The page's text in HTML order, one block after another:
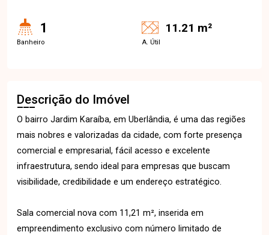
1
Banheiro
11.21 m²
A. Útil
Descrição do Imóvel
O bairro Jardim Karaíba, em Uberlândia, é uma das regiões
mais nobres e valorizadas da cidade, com forte presença
comercial e empresarial, fácil acesso e excelente
infraestrutura, sendo ideal para empresas que buscam
visibilidade, credibilidade e um endereço estratégico.
Sala comercial nova com 11,21 m², inserida em
empreendimento exclusivo com número limitado de